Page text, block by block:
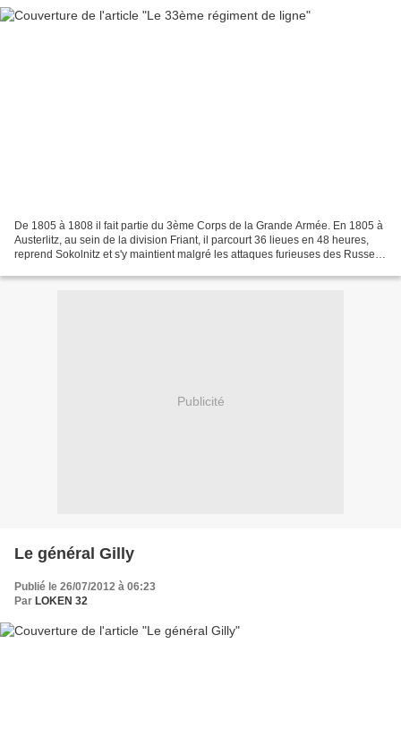
De 1805 à 1808 il fait partie du 3ème Corps de la Grande Armée. En 1805 à
Austerlitz, au sein de la division Friant, il parcourt 36 lieues en 48 heures,
reprend Sokolnitz et s'y maintient malgré les attaques furieuses des Russes.
Publicité
Le général Gilly
Publié le 26/07/2012 à 06:23
Par LOKEN 32